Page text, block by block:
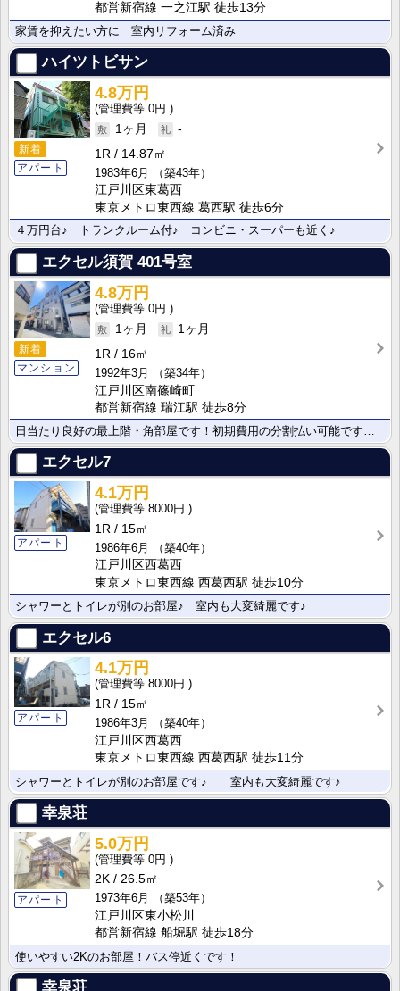
都営新宿線 一之江駅 徒歩13分
家賃を抑えたい方に 室内リフォーム済み
ハイツトビサン
新着
アパート
4.8万円
0円
1ヶ月
-
1R
14.87㎡
1983年6月
（築43年）
江戸川区東葛西
東京メトロ東西線 葛西駅 徒歩6分
４万円台♪ トランクルーム付♪ コンビニ・スーパーも近く♪
エクセル須賀 401号室
新着
マンション
4.8万円
0円
1ヶ月
1ヶ月
1R
16㎡
1992年3月
（築34年）
江戸川区南篠崎町
都営新宿線 瑞江駅 徒歩8分
エクセル7
アパート
4.1万円
8000円
1R
15㎡
1986年6月
（築40年）
江戸川区西葛西
東京メトロ東西線 西葛西駅 徒歩10分
シャワーとトイレが別のお部屋♪ 室内も大変綺麗です♪
エクセル6
アパート
4.1万円
8000円
1R
15㎡
1986年3月
（築40年）
江戸川区西葛西
東京メトロ東西線 西葛西駅 徒歩11分
シャワーとトイレが別のお部屋です♪ 室内も大変綺麗です♪
幸泉荘
アパート
5.0万円
0円
2K
26.5㎡
1973年6月
（築53年）
江戸川区東小松川
都営新宿線 船堀駅 徒歩18分
使いやすい2Kのお部屋！バス停近くです！
幸泉荘